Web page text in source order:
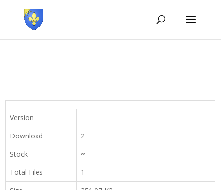
Version
Download
2
Stock
∞
Total Files
1